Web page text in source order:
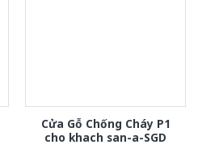
Cửa Gỗ Chống Cháy P1
cho khach san-a-SGD